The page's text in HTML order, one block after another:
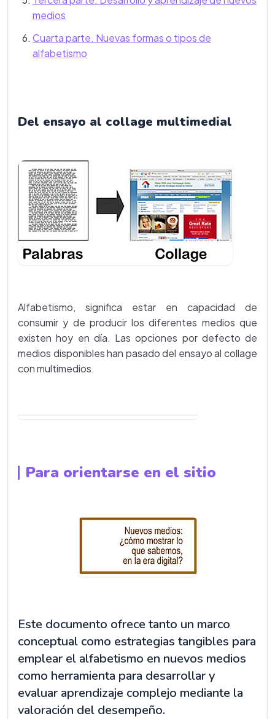
medios
Cuarta parte. Nuevas formas o tipos de
alfabetismo
Del ensayo al collage multimedial
Alfabetismo, significa estar en capacidad de
consumir y de producir los diferentes medios que
existen hoy en día. Las opciones por defecto de
medios disponibles han pasado del ensayo al collage
con multimedios.
Para orientarse en el sitio
Este documento ofrece tanto un marco
conceptual como estrategias tangibles para
emplear el alfabetismo en nuevos medios
como herramienta para desarrollar y
evaluar aprendizaje complejo mediante la
valoración del desempeño.